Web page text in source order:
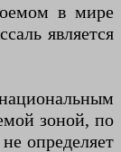
в мире
является
зоной, по
определяет